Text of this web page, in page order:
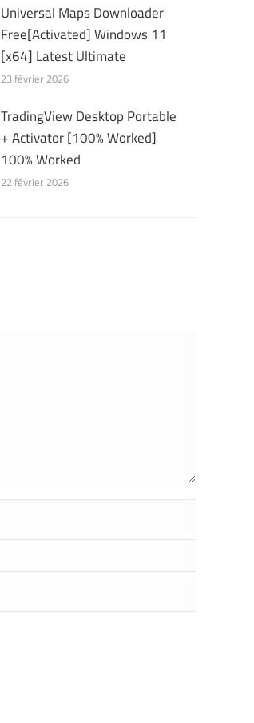
Universal Maps Downloader
Free[Activated] Windows 11
[x64] Latest Ultimate
23 février 2026
TradingView Desktop Portable
+ Activator [100% Worked]
100% Worked
22 février 2026